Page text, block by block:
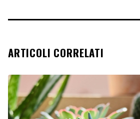
ARTICOLI CORRELATI